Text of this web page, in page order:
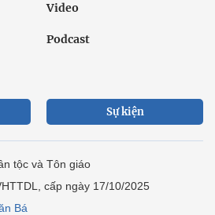
Video
Podcast
Sự kiện
tộc và Tôn giáo
cấp ngày 17/10/2025
Bá